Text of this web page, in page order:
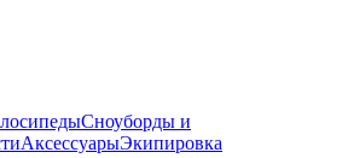
Cноуборды и
АксессуарыЭкипировка